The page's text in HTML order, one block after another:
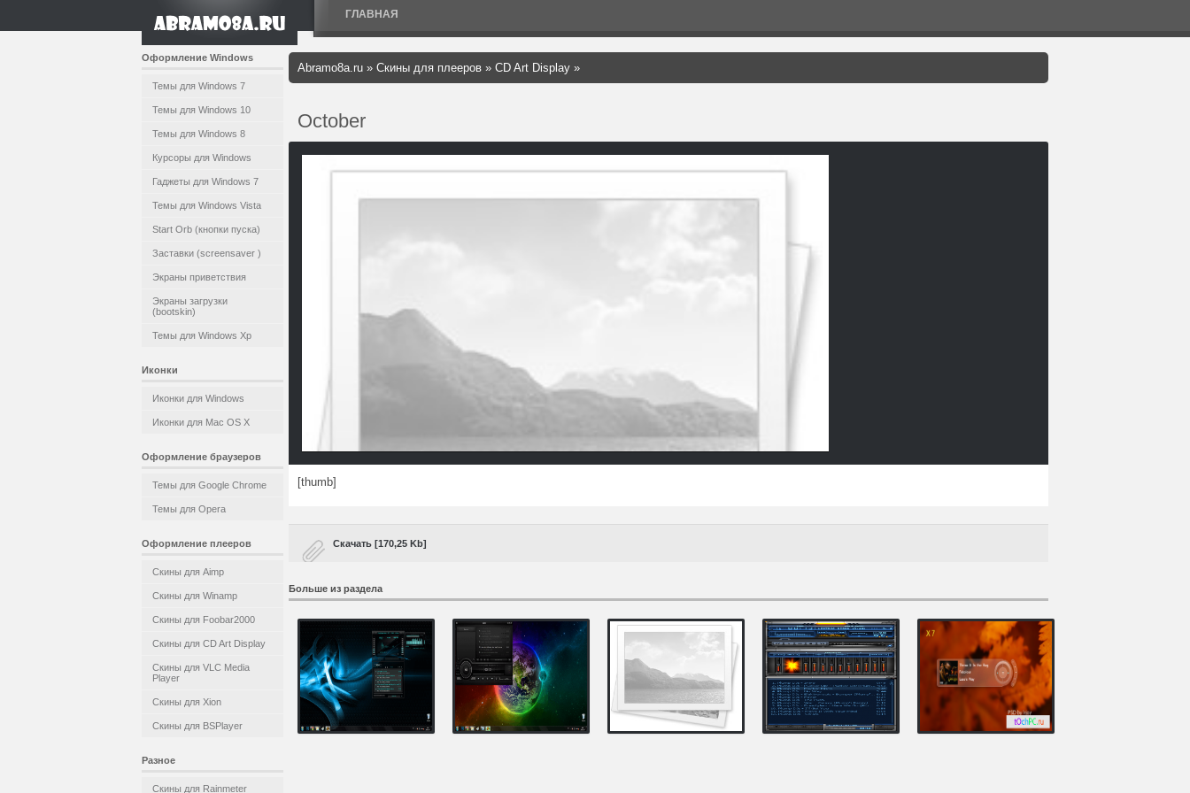
ГЛАВНАЯ
Оформление Windows
Темы для Windows 7
Темы для Windows 10
Темы для Windows 8
Курсоры для Windows
Гаджеты для Windows 7
Темы для Windows Vista
Start Orb (кнопки пуска)
Заставки (screensaver )
Экраны приветствия
Экраны загрузки
(bootskin)
Темы для Windows Xp
Иконки
Иконки для Windows
Иконки для Mac OS X
Оформление браузеров
Темы для Google Chrome
Темы для Opera
Оформление плееров
Скины для Aimp
Скины для Winamp
Скины для Foobar2000
Скины для CD Art Display
Скины для VLC Media
Player
Скины для Xion
Скины для BSPlayer
Разное
Скины для Rainmeter
Abramo8a.ru » Скины для плееров » CD Art Display »
October
[thumb]
Скачать [170,25 Kb]
Больше из раздела